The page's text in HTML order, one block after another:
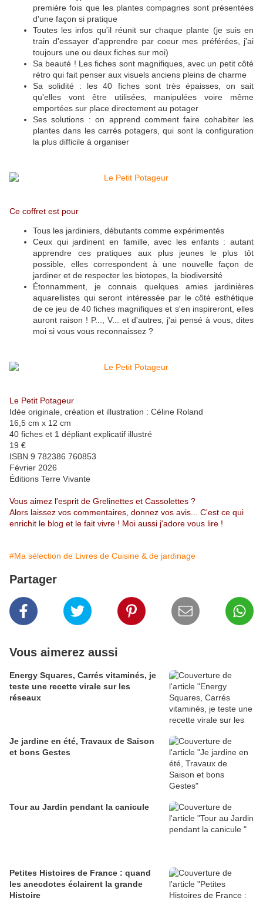
première fois que les plantes compagnes sont présentées
d'une façon si pratique
Toutes les infos qu'il réunit sur chaque plante (je suis en
train d'essayer d'apprendre par coeur mes préférées, j'ai
toujours une ou deux fiches sur moi)
Sa beauté ! Les fiches sont magnifiques, avec un petit côté
rétro qui fait penser aux visuels anciens pleins de charme
Sa solidité : les 40 fiches sont très épaisses, on sait
qu'elles vont être utilisées, manipulées voire même
emportées sur place directement au potager
Ses solutions : on apprend comment faire cohabiter les
plantes dans les carrés potagers, qui sont la configuration
la plus difficile à organiser
Ce coffret est pour
Tous les jardiniers, débutants comme expérimentés
Ceux qui jardinent en famille, avec les enfants : autant
apprendre ces pratiques aux plus jeunes le plus tôt
possible, elles correspondent à une nouvelle façon de
jardiner et de respecter les biotopes, la biodiversité
Étonnamment, je connais quelques amies jardinières
aquarellistes qui seront intéressée par le côté esthétique
de ce jeu de 40 fiches magnifiques et s'en inspireront, elles
auront raison ! P..., V... et d'autres, j'ai pensé à vous, dites
moi si vous vous reconnaissez ?
Le Petit Potageur
Idée originale, création et illustration : Céline Roland
16,5 cm x 12 cm
40 fiches et 1 dépliant explicatif illustré
19 €
ISBN 9 782386 760853
Février 2026
Éditions Terre Vivante
Vous aimez l'esprit de Grelinettes et Cassolettes ?
Alors laissez vos commentaires, donnez vos avis... C'est ce qui
enrichit le blog et le fait vivre ! Moi aussi j'adore vous lire !
#Ma sélection de Livres de Cuisine & de jardinage
Partager
Vous aimerez aussi
Energy Squares, Carrés vitaminés, je
teste une recette virale sur les
réseaux
Je jardine en été, Travaux de Saison
et bons Gestes
Tour au Jardin pendant la canicule
Petites Histoires de France : quand
les anecdotes éclairent la grande
Histoire